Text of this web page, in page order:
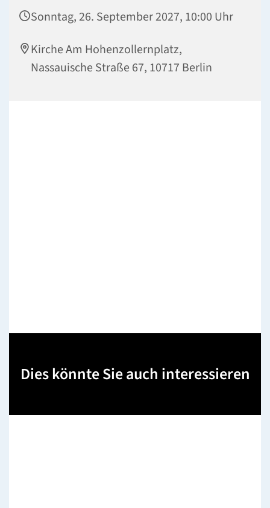
Sonntag, 26. September 2027, 10:00 Uhr
Kirche Am Hohenzollernplatz,
Nassauische Straße 67, 10717 Berlin
Dies könnte Sie auch interessieren